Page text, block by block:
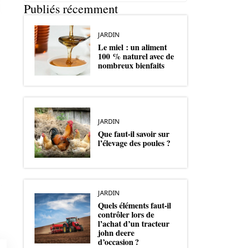
Publiés récemment
JARDIN
Le miel : un aliment
100 % naturel avec de
nombreux bienfaits
JARDIN
Que faut-il savoir sur
l’élevage des poules ?
JARDIN
Quels éléments faut-il
contrôler lors de
l’achat d’un tracteur
john deere
d’occasion ?